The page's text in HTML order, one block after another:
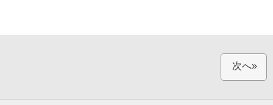
次へ»